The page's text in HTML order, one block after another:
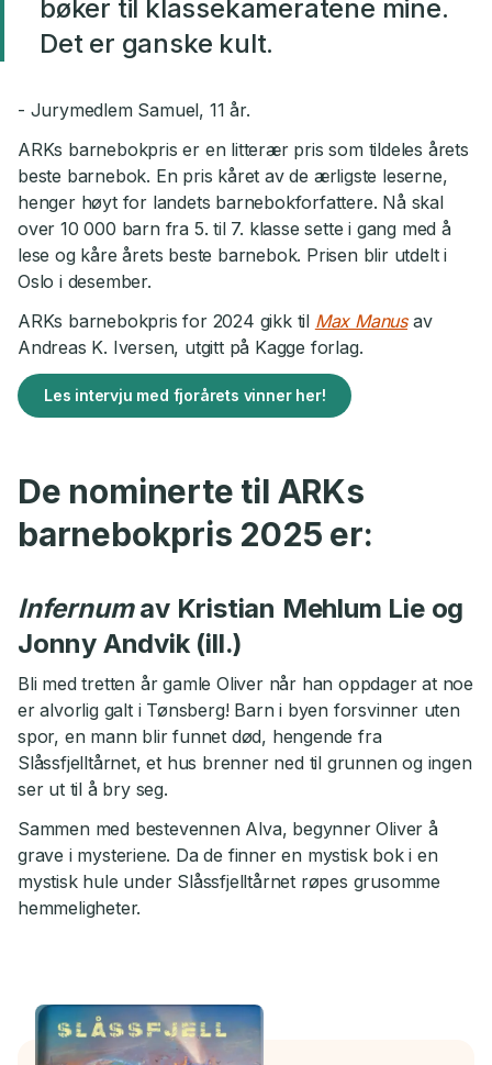
bøker til klassekameratene mine.
Det er ganske kult.
- Jurymedlem Samuel, 11 år.
ARKs barnebokpris er en litterær pris som tildeles årets
beste barnebok. En pris kåret av de ærligste leserne,
henger høyt for landets barnebokforfattere. Nå skal
over 10 000 barn fra 5. til 7. klasse sette i gang med å
lese og kåre årets beste barnebok. Prisen blir utdelt i
Oslo i desember.
ARKs barnebokpris for 2024 gikk til Max Manusav
Andreas K. Iversen, utgitt på Kagge forlag.
Les intervju med fjorårets vinner her!
De nominerte til ARKs
barnebokpris 2025 er:
Infernumav Kristian Mehlum Lie og
Jonny Andvik (ill.)
Bli med tretten år gamle Oliver når han oppdager at noe
er alvorlig galt i Tønsberg! Barn i byen forsvinner uten
spor, en mann blir funnet død, hengende fra
Slåssfjelltårnet, et hus brenner ned til grunnen og ingen
ser ut til å bry seg.
Sammen med bestevennen Alva, begynner Oliver å
grave i mysteriene. Da de finner en mystisk bok i en
mystisk hule under Slåssfjelltårnet røpes grusomme
hemmeligheter.